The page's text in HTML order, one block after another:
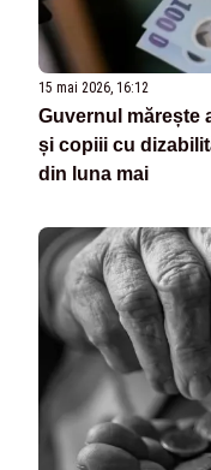
15 mai 2026, 16:12
Guvernul mărește
și copiii cu
din luna mai